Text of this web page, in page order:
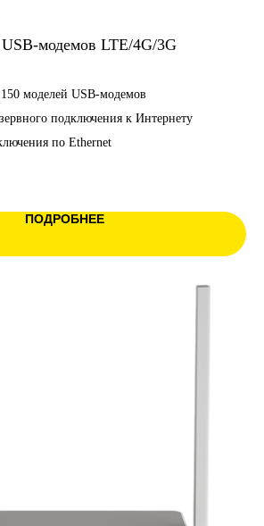
модемов LTE/4G/3G
моделей USB-модемов
подключения к Интернету
по Ethernet
ПОДРОБНЕЕ